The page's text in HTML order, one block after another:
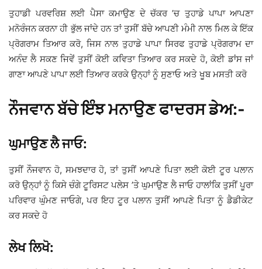
ਤੁਹਾਡੀ ਪਰਵਰਿਸ਼ ਲਈ ਪੈਸਾ ਕਮਾਉਣ ਦੇ ਚੱਕਰ ’ਚ ਤੁਹਾਡੇ ਪਾਪਾ ਆਪਣਾ
ਮਨੋਰੰਜਨ ਕਰਨਾ ਹੀ ਭੁੱਲ ਜਾਂਦੇ ਹਨ ਤਾਂ ਤੁਸੀਂ ਬੱਚੇ ਆਪਣੀ ਮੰਮੀ ਨਾਲ ਮਿਲ ਕੇ ਇੱਕ
ਪ੍ਰੋਗਰਾਮ ਤਿਆਰ ਕਰੋ, ਜਿਸ ਨਾਲ ਤੁਹਾਡੇ ਪਾਪਾ ਸਿਰਫ ਤੁਹਾਡੇ ਪ੍ਰੋਗਰਾਮ ਦਾ
ਅਨੰਦ ਲੈ ਸਕਣ ਜਿਵੇਂ ਤੁਸੀਂ ਕੋਈ ਕਵਿਤਾ ਤਿਆਰ ਕਰ ਸਕਦੇ ਹੋ, ਕੋਈ ਡਾਂਸ ਜਾਂ
ਗਾਣਾ ਆਪਣੇ ਪਾਪਾ ਲਈ ਤਿਆਰ ਕਰਕੇ ਉਨ੍ਹਾਂ ਨੂੰ ਸੁਣਾਓ ਅਤੇ ਖੂਬ ਮਸਤੀ ਕਰੋ
ਨੌਜਵਾਨ ਬੱਚੇ ਇੰਝ ਮਨਾਉਣ ਫਾਦਰਸ ਡੇਅ:-
ਘੁਮਾਉਣ ਲੈ ਜਾਓ:
ਤੁਸੀਂ ਨੌਜਵਾਨ ਹੋ, ਸਮਝਦਾਰ ਹੋ, ਤਾਂ ਤੁਸੀਂ ਆਪਣੇ ਪਿਤਾ ਲਈ ਕੋਈ ਟੂਰ ਪਲਾਨ
ਕਰੋ ਉਨ੍ਹਾਂ ਨੂੰ ਕਿਸੇ ਚੰਗੇ ਟੂਰਿਸਟ ਪਲੇਸ ’ਤੇ ਘੁਮਾਉਣ ਲੈ ਜਾਓ ਹਾਲਾਂਕਿ ਤੁਸੀਂ ਪੂਰਾ
ਪਰਿਵਾਰ ਘੁੰਮਣ ਜਾਓਗੇ, ਪਰ ਇਹ ਟੂਰ ਪਲਾਨ ਤੁਸੀਂ ਆਪਣੇ ਪਿਤਾ ਨੂੰ ਡੈਡੀਕੇਟ
ਕਰ ਸਕਦੇ ਹੋ
ਲੇਖ ਲਿਖੋ: